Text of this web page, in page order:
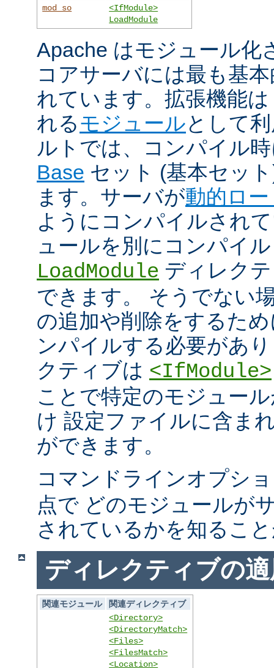
mod_so
<IfModule>
LoadModule
Apache はモジュール化
コアサーバには最も基
れています。拡張機能
れるモジュールとして
ルトでは、コンパイル
Base セット (基本セッ
ます。サーバが動的ロ
ようにコンパイルされ
ュールを別にコンパイ
LoadModule ディレク
できます。 そうでない
の追加や削除をするた
ンパイルする必要があ
クティブは <IfModule>
ことで特定のモジュー
け 設定ファイルに含ま
ができます。
コマンドラインオプシ
点で どのモジュールが
されているかを知るこ
ディレクティブの
関連モジュール
関連ディレクティブ
<Directory>
<DirectoryMatch>
<Files>
<FilesMatch>
<Location>